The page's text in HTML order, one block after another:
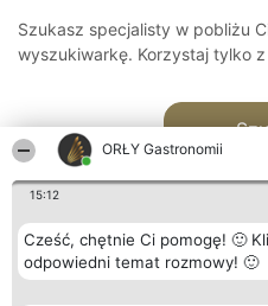
ORŁY Gastronomii
15:12
Cześć, chętnie Ci pomogę! 🙂
odpowiedni temat rozmowy! 🙂
Szukasz specjalisty w pobliżu
wyszukiwarkę. Korzystaj tylko z